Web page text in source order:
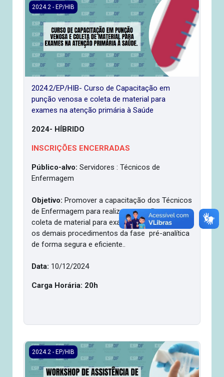
2024.2/EP/HIB- Curso de Capacitação em punção
2024.2 - EP/HIB
2024.2/EP/HIB- Curso de Capacitação em
punção venosa e coleta de material para
exames na atenção primária à Saúde
2024- HÍBRIDO
INSCRIÇÕES ENCERRADAS
Público-alvo:Servidores : Técnicos de
Enfermagem
Objetivo: Promover a capacitação dos Técnicos
de Enfermagem para realizar a punção venosa e
coleta de material para exames, assim como os
os demais procedimentos da fase pré-analítica
de forma segura e eficiente..
Data: 10/12/2024
Carga Horária: 20h
2024.2/EP/HIB- Workshop de Assistência de
2024.2 - EP/HIB